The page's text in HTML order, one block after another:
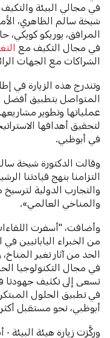
في مجالي البيئة والتكيف
شيخة سالم الظاهري،
المرافق، يوريكو
في مجال التكيف مع
الشراكات مع الجهات
وتندرج هذه الزيارة في
المتواصل بتطبيق أفضل
عملياتها وتطوير
لتحقيق أهدافها
في أبوظبي.
وقالت الدكتورة شيخة سالم
التزامنا بنهج قيادتنا
والتجارب الدولية
والمناخي العالمي».
وأضافت، "أسفرت
من الخبراء اليابانيين
الحد من آثار تغير
في مجال التكنولوجيا
نسعى إلى تكثيف جهودنا
في تطبيق الحلول
أبوظبي، نحو مستقبل أكثر
وركَّزت زيارة هيئة البيئة